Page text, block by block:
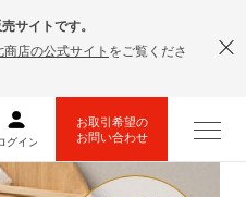
サイトです。
商店の公式サイト をご覧くださ